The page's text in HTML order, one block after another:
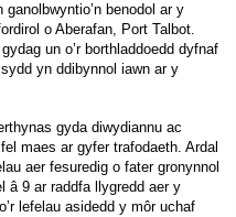
benodol ar y
o Aberafan, Port Talbot.
un o’r borthladdoedd dyfnaf
yn ddibynnol iawn ar y
gyda diwydiannu ac
maes ar gyfer trafodaeth. Ardal
aer fesuredig o fater gronynnol
â 9 ar raddfa llygredd aer y
lefelau asidedd y môr uchaf